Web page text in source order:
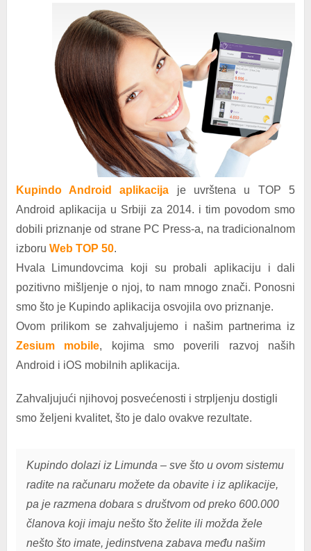
Kupindo Android aplikacija je uvrštena u TOP 5
Android aplikacija u Srbiji za 2014. i tim povodom smo
dobili priznanje od strane PC Press-a, na tradicionalnom
izboru Web TOP 50.
Hvala Limundovcima koji su probali aplikaciju i dali
pozitivno mišljenje o njoj, to nam mnogo znači. Ponosni
smo što je Kupindo aplikacija osvojila ovo priznanje.
Ovom prilikom se zahvaljujemo i našim partnerima iz
Zesium mobile, kojima smo poverili razvoj naših
Android i iOS mobilnih aplikacija.
Zahvaljujući njihovoj posvećenosti i strpljenju dostigli
smo željeni kvalitet, što je dalo ovakve rezultate.
Kupindo dolazi iz Limunda – sve što u ovom sistemu
radite na računaru možete da obavite i iz aplikacije,
pa je razmena dobara s društvom od preko 600.000
članova koji imaju nešto što želite ili možda žele
nešto što imate, jedinstvena zabava među našim